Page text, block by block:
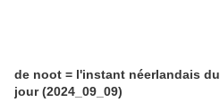
de noot = l'instant néerlandais du
jour (2024_09_09)